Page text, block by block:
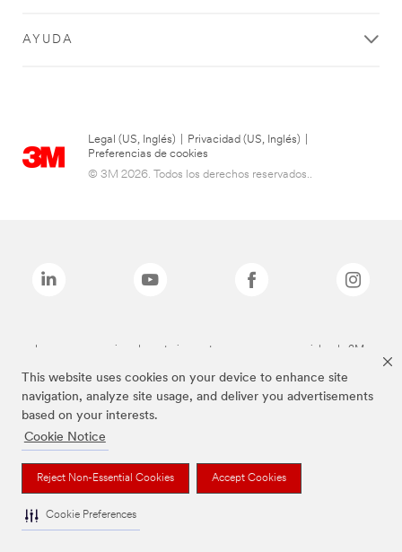
This website uses cookies on your device to enhance site
navigation, analyze site usage, and deliver you advertisements
based on your interests.
Cookie Notice
Reject Non-Essential Cookies Accept Cookies
Cookie Preferences
AYUDA
Legal (US, Inglés) Privacidad (US, Inglés)
Preferencias de cookies
© 3M 2026. Todos los derechos reservados..
Las marcas mencionadas anteriormente son marcas comerciales de 3M.